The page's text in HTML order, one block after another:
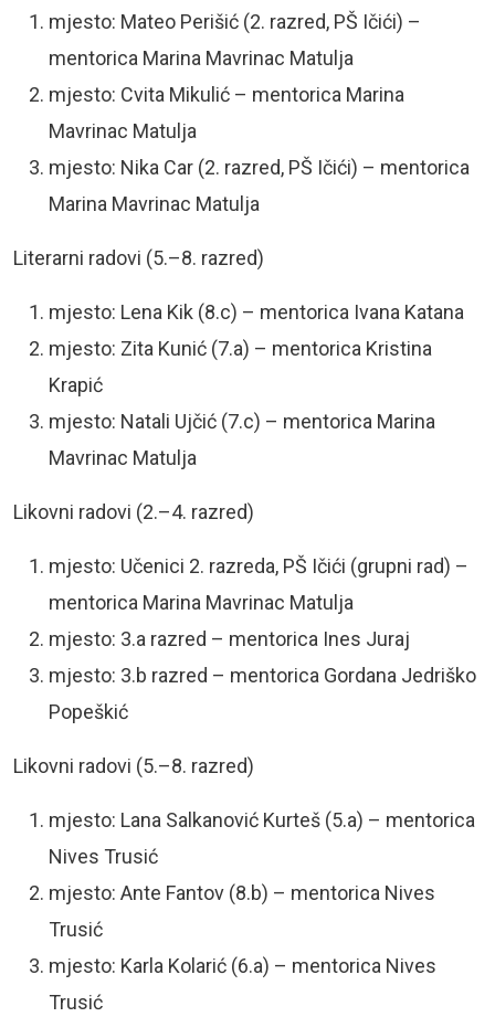
mjesto: Mateo Perišić (2. razred, PŠ Ičići) –
mentorica Marina Mavrinac Matulja
mjesto: Cvita Mikulić – mentorica Marina
Mavrinac Matulja
mjesto: Nika Car (2. razred, PŠ Ičići) – mentorica
Marina Mavrinac Matulja
Literarni radovi (5.–8. razred)
mjesto: Lena Kik (8.c) – mentorica Ivana Katana
mjesto: Zita Kunić (7.a) – mentorica Kristina
Krapić
mjesto: Natali Ujčić (7.c) – mentorica Marina
Mavrinac Matulja
Likovni radovi (2.–4. razred)
mjesto: Učenici 2. razreda, PŠ Ičići (grupni rad) –
mentorica Marina Mavrinac Matulja
mjesto: 3.a razred – mentorica Ines Juraj
mjesto: 3.b razred – mentorica Gordana Jedriško
Popeškić
Likovni radovi (5.–8. razred)
mjesto: Lana Salkanović Kurteš (5.a) – mentorica
Nives Trusić
mjesto: Ante Fantov (8.b) – mentorica Nives
Trusić
mjesto: Karla Kolarić (6.a) – mentorica Nives
Trusić